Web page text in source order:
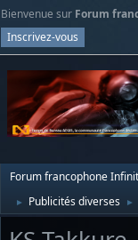
Bienvenue sur Forum
Inscrivez-vous
Forum francophone
► Publicités diverses ►